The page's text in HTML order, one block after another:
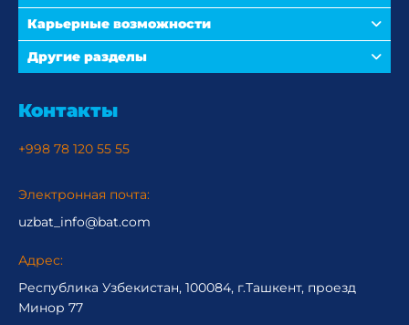
Карьерные возможности
Другие разделы
Контакты
+998 78 120 55 55
Электронная почта:
uzbat_info@bat.com
Адрес:
Республика Узбекистан, 100084, г.Ташкент, проезд
Минор 77